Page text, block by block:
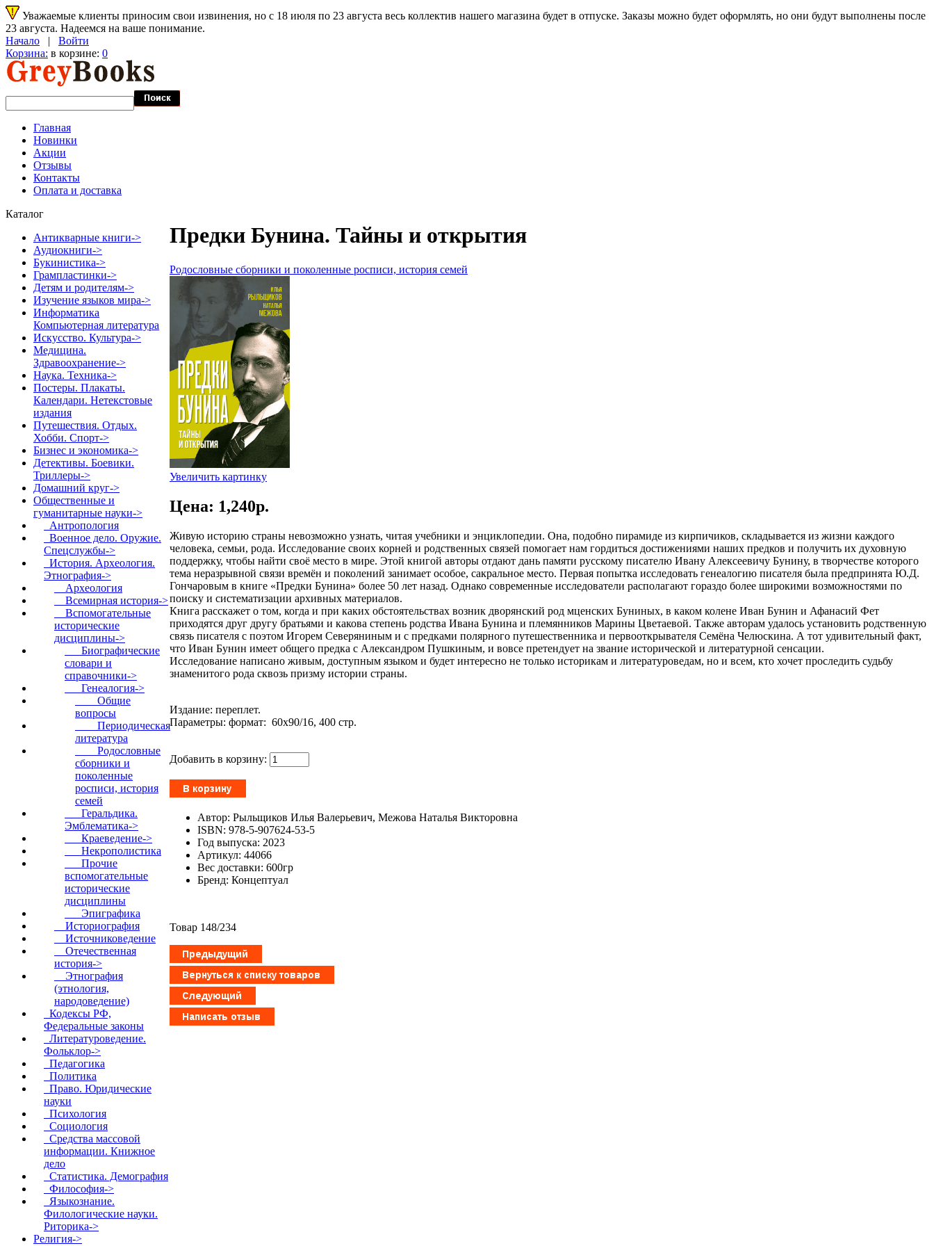
Уважаемые клиенты приносим свои извинения, но с 18 июля по 23 августа весь коллектив нашего магазина будет в отпуске. Заказы можно будет оформлять, но они будут выполнены после
23 августа. Надеемся на ваше понимание.
Начало | Войти
Корзина: в корзине: 0
Главная
Новинки
Акции
Отзывы
Контакты
Оплата и доставка
Каталог
Антикварные книги->
Аудиокниги->
Букинистика->
Грампластинки->
Детям и родителям->
Изучение языков мира->
Информатика
Компьютерная литература
Искусство. Культура->
Медицина.
Здравоохранение->
Наука. Техника->
Постеры. Плакаты.
Календари. Нетекстовые
издания
Путешествия. Отдых.
Хобби. Спорт->
Бизнес и экономика->
Детективы. Боевики.
Триллеры->
Домашний круг->
Общественные и
гуманитарные науки->
Антропология
Военное дело. Оружие.
Спецслужбы->
История. Археология.
Этнография->
Археология
Всемирная история->
Вспомогательные
исторические
дисциплины->
Биографические
словари и
справочники->
Генеалогия->
Общие
вопросы
Периодическая
литература
Родословные
сборники и
поколенные
росписи, история
семей
Геральдика.
Эмблематика->
Краеведение->
Некрополистика
Прочие
вспомогательные
исторические
дисциплины
Эпиграфика
Историография
Источниковедение
Отечественная
история->
Этнография
(этнология,
народоведение)
Кодексы РФ,
Федеральные законы
Литературоведение.
Фольклор->
Педагогика
Политика
Право. Юридические
науки
Психология
Социология
Средства массовой
информации. Книжное
дело
Статистика. Демография
Философия->
Языкознание.
Филологические науки.
Риторика->
Религия->
Предки Бунина. Тайны и открытия
Родословные сборники и поколенные росписи, история семей
Увеличить картинку
Цена: 1,240p.
Живую историю страны невозможно узнать, читая учебники и энциклопедии. Она, подобно пирамиде из кирпичиков, складывается из жизни каждого
человека, семьи, рода. Исследование своих корней и родственных связей помогает нам гордиться достижениями наших предков и получить их духовную
поддержку, чтобы найти своё место в мире. Этой книгой авторы отдают дань памяти русскому писателю Ивану Алексеевичу Бунину, в творчестве которого
тема неразрывной связи времён и поколений занимает особое, сакральное место. Первая попытка исследовать генеалогию писателя была предпринята Ю.Д.
Гончаровым в книге «Предки Бунина» более 50 лет назад. Однако современные исследователи располагают гораздо более широкими возможностями по
поиску и систематизации архивных материалов.
Книга расскажет о том, когда и при каких обстоятельствах возник дворянский род мценских Буниных, в каком колене Иван Бунин и Афанасий Фет
приходятся друг другу братьями и какова степень родства Ивана Бунина и племянников Марины Цветаевой. Также авторам удалось установить родственную
связь писателя с поэтом Игорем Северяниным и с предками полярного путешественника и первооткрывателя Семёна Челюскина. А тот удивительный факт,
что Иван Бунин имеет общего предка с Александром Пушкиным, и вовсе претендует на звание исторической и литературной сенсации.
Исследование написано живым, доступным языком и будет интересно не только историкам и литературоведам, но и всем, кто хочет проследить судьбу
знаменитого рода сквозь призму истории страны.
Издание: переплет.
Параметры: формат: 60x90/16, 400 стр.
Добавить в корзину:
Автор: Рыльщиков Илья Валерьевич, Межова Наталья Викторовна
ISBN: 978-5-907624-53-5
Год выпуска: 2023
Артикул: 44066
Вес доставки: 600гр
Бренд: Концептуал
Товар 148/234